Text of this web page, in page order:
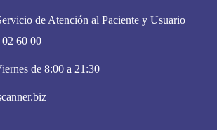
de Atención al Paciente y Usuario
60 00
de 8:00 a 21:30